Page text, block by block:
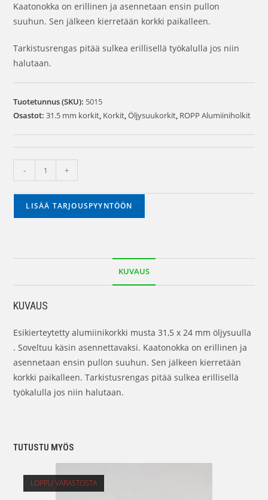
Kaatonokka on erillinen ja asennetaan ensin pullon
suuhun. Sen jälkeen kierretään korkki paikalleen.
Tarkistusrengas pitää sulkea erillisellä työkalulla jos niin
halutaan.
Tuotetunnus (SKU): 5015
Osastot:31.5 mm korkit, Korkit,Öljysuukorkit, ROPP Alumiiniholkit
- +
LISÄÄ TARJOUSPYYNTÖÖN
KUVAUS
KUVAUS
Esikierteytetty alumiinikorkki musta 31,5 x 24 mm öljysuulla
. Soveltuu käsin asennettavaksi. Kaatonokka on erillinen ja
asennetaan ensin pullon suuhun. Sen jälkeen kierretään
korkki paikalleen. Tarkistusrengas pitää sulkea erillisellä
työkalulla jos niin halutaan.
TUTUSTU MYÖS
LOPPU VARASTOSTA